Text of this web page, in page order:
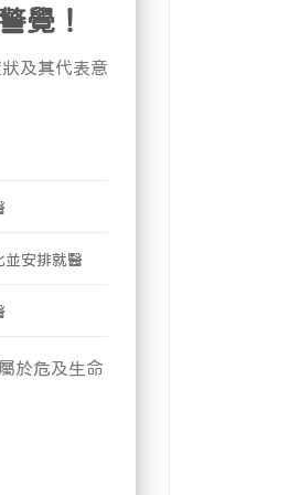
覺！
及其代表意
並安排就醫
於危及生命